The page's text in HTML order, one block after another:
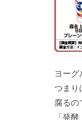
ヨーグ
つまり
腐るの
「発